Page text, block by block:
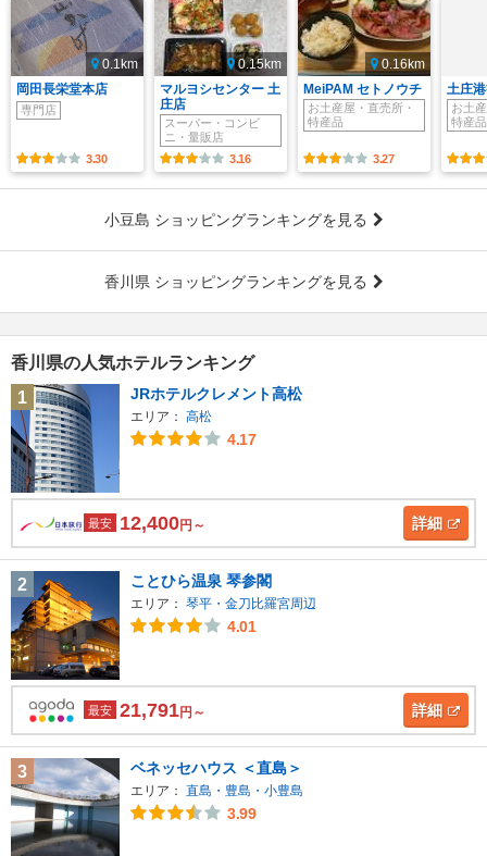
0.1km
岡田長栄堂本店
専門店
3.30
0.15km
マルヨシセンター 土
庄店
スーパー・コンビ
ニ・量販店
3.16
0.16km
MeiPAM セトノウチ
お土産屋・直売所・
特産品
3.27
土庄
お土
特産品
小豆島 ショッピングランキングを見る
香川県 ショッピングランキングを見る
香川県の人気ホテルランキング
1
JRホテルクレメント高松
エリア： 高松
4.17
最安 12,400円～ 詳細
2 ことひら温泉 琴参閣
エリア： 琴平・金刀比羅宮周辺
4.01
最安 21,791円～ 詳細
3 ベネッセハウス ＜直島＞
エリア： 直島・豊島・小豊島
3.99